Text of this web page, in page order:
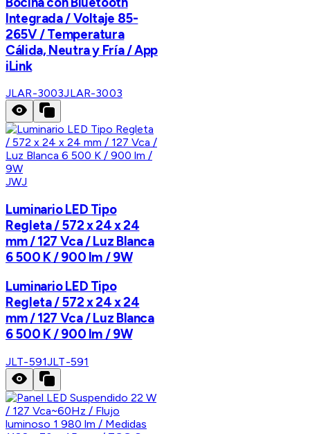
Integrada / Voltaje 85-
265V / Temperatura
Cálida, Neutra y Fría / App
iLink
JLAR-3003JLAR-3003
JWJ
Luminario LED Tipo
Regleta / 572 x 24 x 24
mm / 127 Vca / Luz Blanca
6 500 K / 900 lm / 9W
Luminario LED Tipo
Regleta / 572 x 24 x 24
mm / 127 Vca / Luz Blanca
6 500 K / 900 lm / 9W
JLT-591JLT-591